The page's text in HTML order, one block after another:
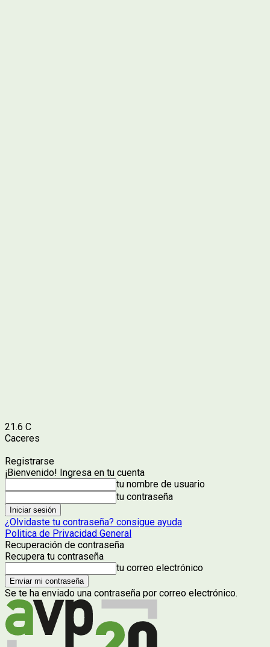
21.6 C
Caceres
Registrarse
¡Bienvenido! Ingresa en tu cuenta
tu nombre de usuario
tu contraseña
¿Olvidaste tu contraseña? consigue ayuda
Politica de Privacidad General
Recuperación de contraseña
Recupera tu contraseña
tu correo electrónico
Se te ha enviado una contraseña por correo electrónico.